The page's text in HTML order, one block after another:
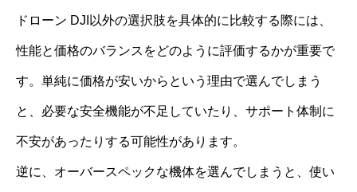
ドローン DJI以外の選択肢を具体的に比較する際には、
性能と価格のバランスをどのように評価するかが重要で
す。単純に価格が安いからという理由で選んでしまう
と、必要な安全機能が不足していたり、サポート体制に
不安があったりする可能性があります。
逆に、オーバースペックな機体を選んでしまうと、使い